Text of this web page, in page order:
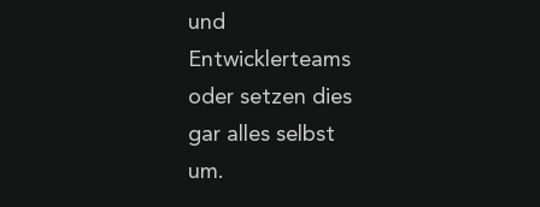
und
Entwicklerteams
oder setzen dies
gar alles selbst
um.